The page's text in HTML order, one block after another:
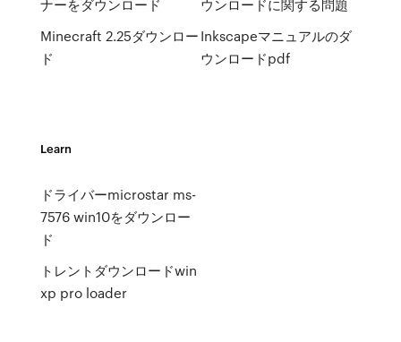
ナーをダウンロード
Minecraft 2.25ダウンロー
ド
ウンロードに関する問題
Inkscapeマニュアルのダ
ウンロードpdf
Learn
ドライバーmicrostar ms-
7576 win10をダウンロー
ド
トレントダウンロードwin
xp pro loader